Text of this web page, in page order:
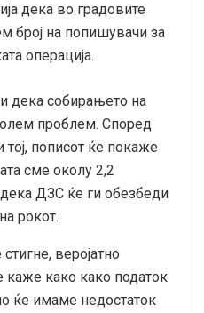
дека во градовите
број на попишувачи за
операција.
дека собирањето на
проблем. Според
тој, пописот ќе покаже
сме околу 2,2
ДЗС ќе ги обезбеди
рокот.
веројатно
каже како како податок
ќе имаме недостаток